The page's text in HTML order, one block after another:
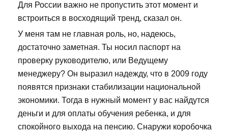
Для России важно не пропустить этот момент и
встроиться в восходящий тренд, сказал он.
У меня там не главная роль, но, надеюсь,
достаточно заметная. Ты носил паспорт на
проверку руководителю, или Ведущему
менеджеру? Он выразил надежду, что в 2009 году
появятся признаки стабилизации национальной
экономики. Тогда в нужный момент у вас найдутся
деньги и для оплаты обучения ребенка, и для
спокойного выхода на пенсию. Снаружи коробочка